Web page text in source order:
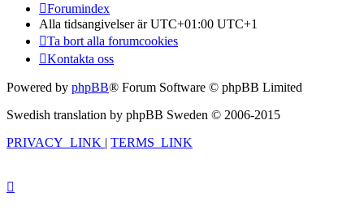
Forumindex
Alla tidsangivelser är UTC+01:00 UTC+1
Ta bort alla forumcookies
Kontakta oss
Powered by phpBB® Forum Software © phpBB Limited
Swedish translation by phpBB Sweden © 2006-2015
PRIVACY_LINK | TERMS_LINK